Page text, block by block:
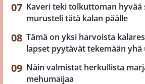
Kaveri teki tolkuttoman hyvää
murusteli tätä kalan päälle
Tämä on yksi harvoista
lapset pyytävät tekemään yhä
Näin valmistat herkullista
mehumaijaa